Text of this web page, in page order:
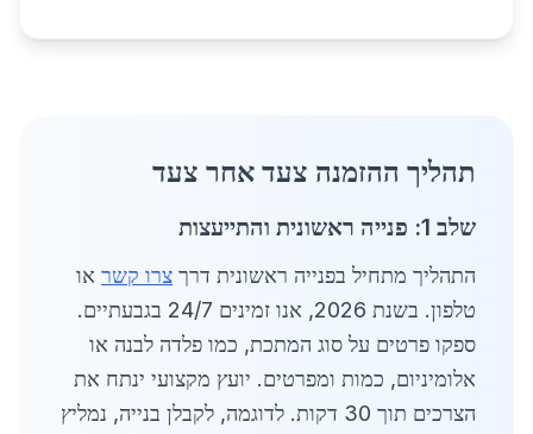
תהליך ההזמנה צעד אחר צעד
שלב 1: פנייה ראשונית והתייעצות
התהליך מתחיל בפנייה ראשונית דרך צרו קשר או
טלפון. בשנת 2026, אנו זמינים 24/7 בגבעתיים.
ספקו פרטים על סוג המתכת, כמו פלדה לבנה או
אלומיניום, כמות ומפרטים. יועץ מקצועי ינתח את
הצרכים תוך 30 דקות. לדוגמה, לקבלן בנייה, נמליץ